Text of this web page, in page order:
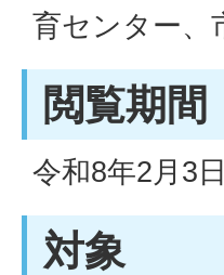
育センター、
閲覧期間
令和8年2月3
対象